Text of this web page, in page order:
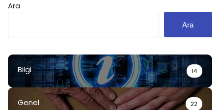
Ara
Ara
Bilgi 14
Genel 22